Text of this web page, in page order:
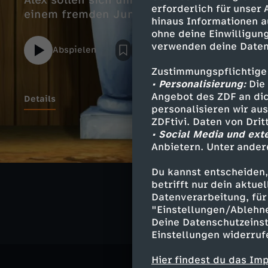
erforderlich für unser
hinaus Informationen
ohne deine
verwenden deine
• Personalisierung:Die
Angebot des ZDF an
personalisieren wir
ZDFtivi. Daten von
• Social Media und
Anbietern. Unter
Du kannst
betrifft nur dein
Datenverarbeitung,
"Einstellungen/
Deine
Einstellungen
Hier findest du das
einem fremden Jungen helfen möchte.
Abspielen
Details
Abenteuer